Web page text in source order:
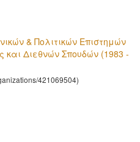
& Πολιτικών Επιστημών
και Διεθνών Σπουδών (1983 -
421069504)